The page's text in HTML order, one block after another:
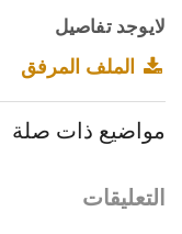
لايوجد تفاصيل
الملف المرفق
مواضيع ذات صلة
التعليقات